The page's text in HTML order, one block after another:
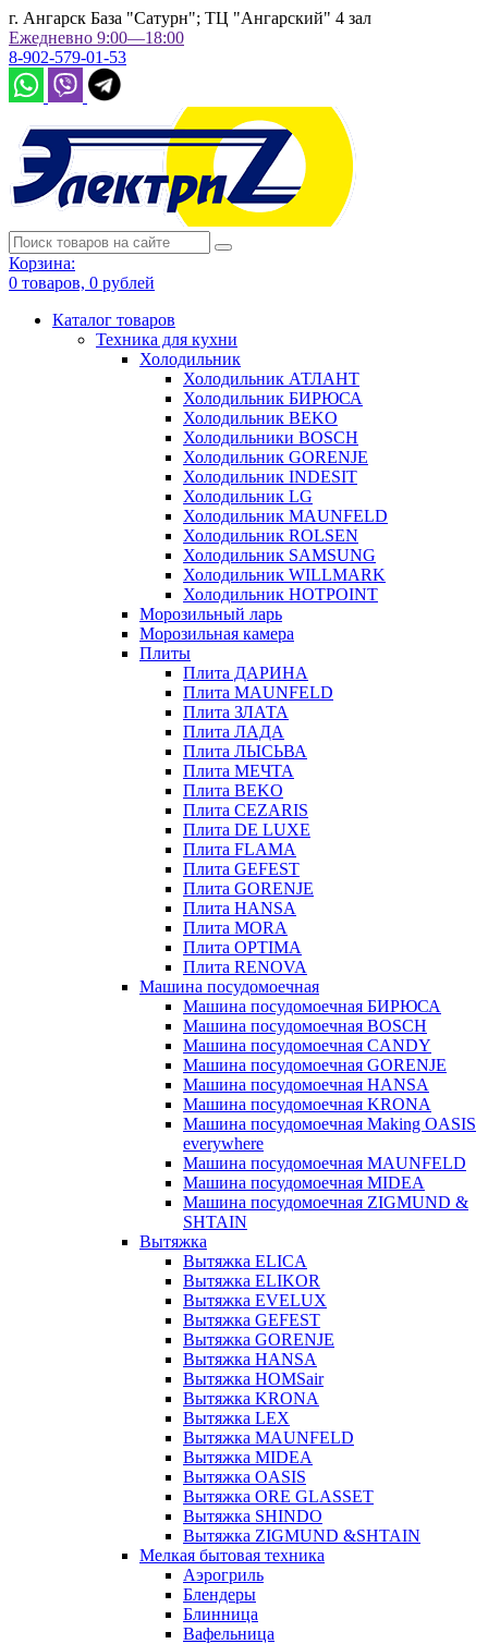
г. Ангарск База "Сатурн"; ТЦ "Ангарский" 4 зал
Ежедневно 9:00—18:00
8-902-579-01-53
Корзина:
0 товаров, 0 рублей
Каталог товаров
Техника для кухни
Холодильник
Холодильник АТЛАНТ
Холодильник БИРЮСА
Холодильник BEKO
Холодильники BOSCH
Холодильник GORENJE
Холодильник INDESIT
Холодильник LG
Холодильник MAUNFELD
Холодильник ROLSEN
Холодильник SAMSUNG
Холодильник WILLMARK
Холодильник HOTPOINT
Морозильный ларь
Морозильная камера
Плиты
Плита ДАРИНА
Плита MAUNFELD
Плита ЗЛАТА
Плита ЛАДА
Плита ЛЫСЬВА
Плита МЕЧТА
Плита BEKO
Плита CEZARIS
Плита DE LUXE
Плита FLAMA
Плита GEFEST
Плита GORENJE
Плита HANSA
Плита MORA
Плита OPTIMA
Плита RENOVA
Машина посудомоечная
Машина посудомоечная БИРЮСА
Машина посудомоечная BOSCH
Машина посудомоечная CANDY
Машина посудомоечная GORENJE
Машина посудомоечная HANSA
Машина посудомоечная KRONA
Машина посудомоечная Making OASIS
everywhere
Машина посудомоечная MAUNFELD
Машина посудомоечная MIDEA
Машина посудомоечная ZIGMUND &
SHTAIN
Вытяжка
Вытяжка ELICA
Вытяжка ELIKOR
Вытяжка EVELUX
Вытяжка GEFEST
Вытяжка GORENJE
Вытяжка HANSA
Вытяжка HOMSair
Вытяжка KRONA
Вытяжка LEX
Вытяжка MAUNFELD
Вытяжка MIDEA
Вытяжка OASIS
Вытяжка ORE GLASSET
Вытяжка SHINDO
Вытяжка ZIGMUND &SHTAIN
Мелкая бытовая техника
Аэрогриль
Блендеры
Блинница
Вафельница